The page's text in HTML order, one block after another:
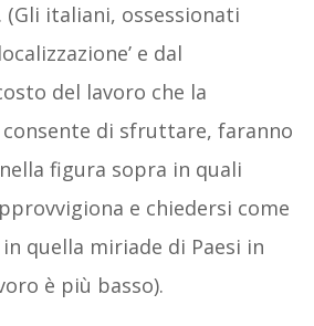
italiani, ossessionati
e dal
del lavoro che la
consente di sfruttare, faranno
figura sopra in quali
e chiedersi come
quella miriade di Paesi in
è più basso).